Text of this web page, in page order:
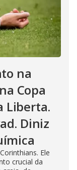
na
Copa
Liberta.
Diniz
Ele
crucial da